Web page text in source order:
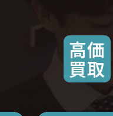
高価
買取